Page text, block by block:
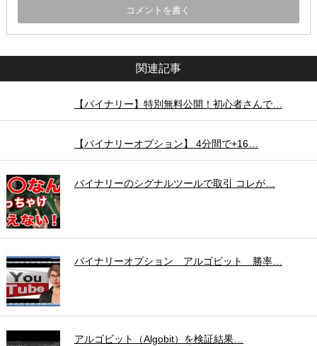
関連記事
【バイナリー】特別無料公開！初心者さんで…
【バイナリーオプション】 4分間で+16…
バイナリーのシグナルツールで取引 コレが…
バイナリーオプション アルゴビット 勝率…
アルゴビット（Algobit）を検証結果…